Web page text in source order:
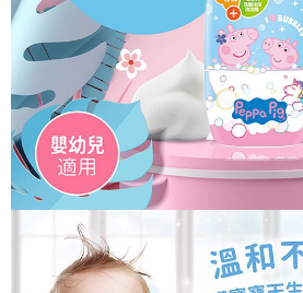
３．收到繳費通知簡訊後14天內，點擊此簡訊
ATM／網路銀行／等多元方式進行付款，方視
※ 請注意：結帳手續完成當下不需立刻繳費，
購買商品的店家。未經商家同意取消之訂單仍
後付繳納相關費用。
※ 交易是否成功請以「AFTEE先享後付 」之結
是否繳費成功／繳費後需取消欲退款等相關疑
客戶支援中心」https://
【注意事項】
１．透過由恩沛科技股份有限公司提供之「
易，需依本服務之必要範圍內提供個人資料，
權轉讓予恩沛科技股份有限公司。
２．關於個人資料處理事宜，請瀏覽以下網址：
https://aftee.tw/terms/#terms3
每筆NT$150
滿額免運宅配
每筆NT$100，滿NT$799(含以上)免運費
付款後門市自取
每筆NT$50，滿NT$299(含以上)免運費